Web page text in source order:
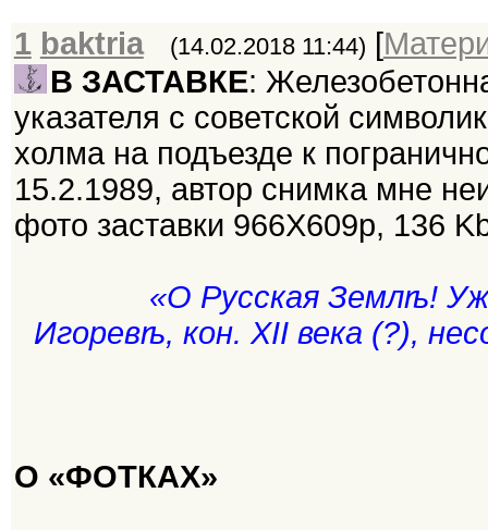
1 baktria (14.02.2018 11:44) [
В ЗАСТАВКЕ:
указателя с советской
холма на подъезде к
15.2.1989, автор снимка мне
фото заставки 966Х609р, 136
«О Русская Землѣ!
Игоревѣ, кон. XII века (?),
О «ФОТКАХ»